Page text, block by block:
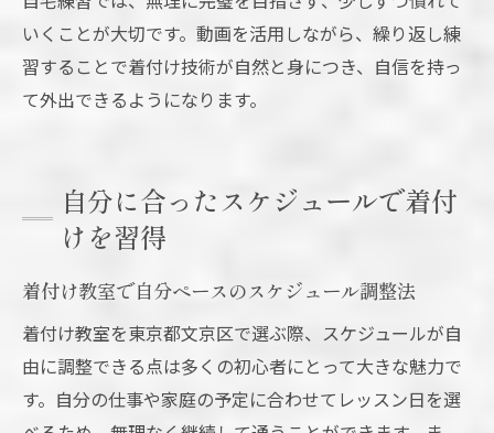
いくことが大切です。動画を活用しながら、繰り返し練
習することで着付け技術が自然と身につき、自信を持っ
て外出できるようになります。
自分に合ったスケジュールで着付
けを習得
着付け教室で自分ペースのスケジュール調整法
着付け教室を東京都文京区で選ぶ際、スケジュールが自
由に調整できる点は多くの初心者にとって大きな魅力で
す。自分の仕事や家庭の予定に合わせてレッスン日を選